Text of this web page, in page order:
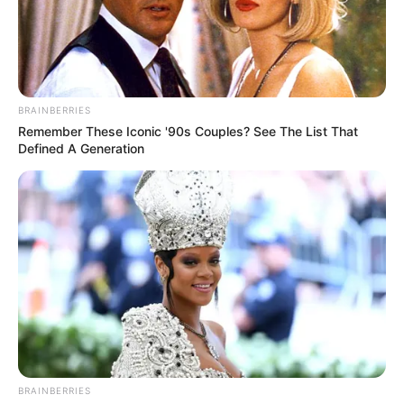
BRAINBERRIES
Remember These Iconic '90s Couples? See The List That
Defined A Generation
BRAINBERRIES